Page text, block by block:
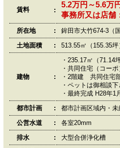
賃料
5.2万円～5.6万
事務所又は店舗
所在地
鉾田市大竹674-3（
土地面積
513.55㎡（155.35
建物
・235.17㎡（71.14
・共同住宅（コー
・2階建 共同住宅
・ペットは御相談
・最終完成 H28年1
都市計画
都市計画区域内・
公営水道
各室20mm
排水
大型合併浄化槽